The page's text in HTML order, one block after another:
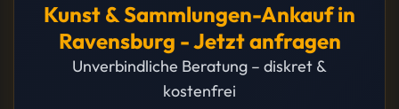
Kunst & Sammlungen-Ankauf in
Ravensburg - Jetzt anfragen
Unverbindliche Beratung – diskret &
kostenfrei